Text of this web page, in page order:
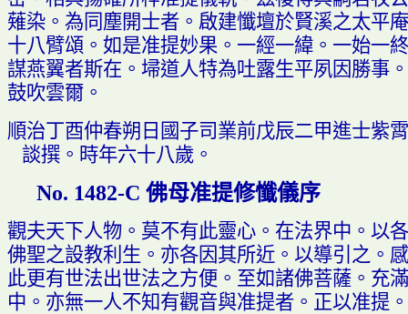
薙染。 為同塵開士者。 啟建懺壇於賢溪之太平庵
十八臂頌 。 如是准提妙果 。 一經一緯。 一始一終
謀燕翼者斯在 。 埽道人特為吐露生平夙因勝事。
鼓吹雲爾。
順治丁酉仲春朔日國子司業前戊辰二甲進士紫
談撰。 時年六十八歲。
No. 1482-C 佛母准提修懺儀序
觀夫天下人物。 莫不有此靈心。 在法界中 。 以
佛聖之設教利生 。 亦各因其所近。 以導引之 。
此更有世法出世法之方便 。 至如諸佛菩薩。 充
中 。 亦無一人不知有觀音與准提者。 正以准提 。